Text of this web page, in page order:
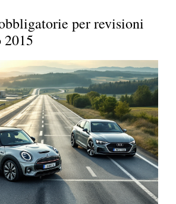
per revisioni
2015